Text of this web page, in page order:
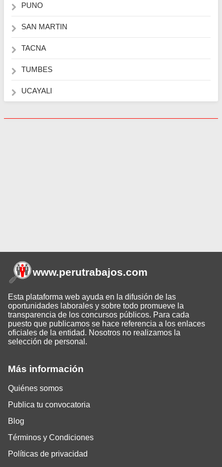
PUNO
SAN MARTIN
TACNA
TUMBES
UCAYALI
Más información
Quiénes somos
Publica tu convocatoria
Blog
Términos y Condiciones
Políticas de privacidad
www.perutrabajos.com
Esta plataforma web ayuda en la difusión de las
oportunidades laborales y sobre todo promueve la
transparencia de los concursos públicos. Para cada
puesto que publicamos se hace referencia a los enlaces
oficiales de la entidad. Nosotros no realizamos la
selección de personal.